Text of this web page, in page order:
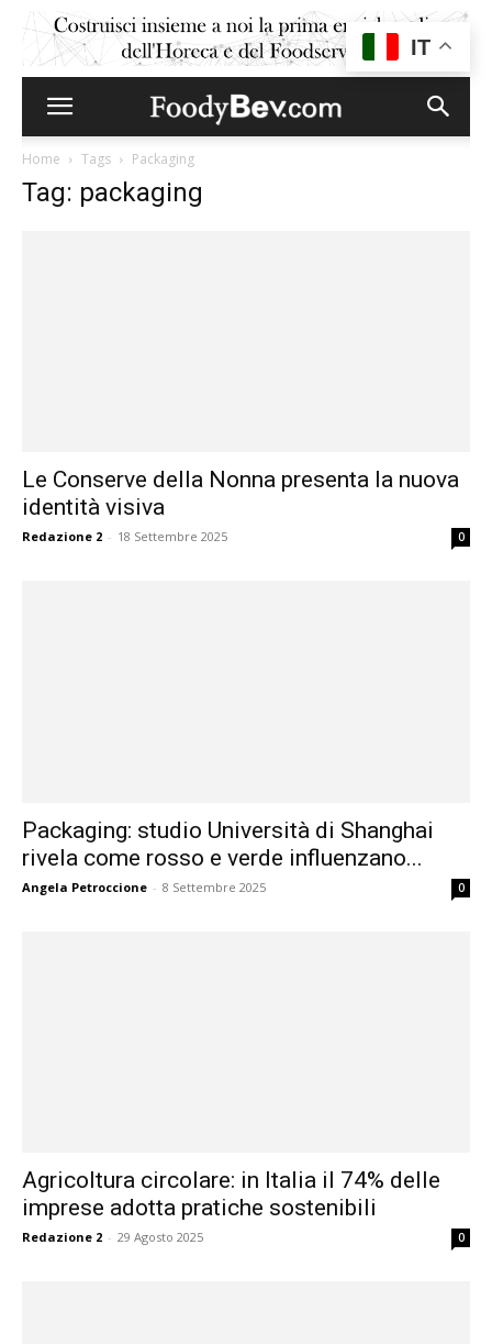
Home Tags Packaging
Tag: packaging
Le Conserve della Nonna presenta la nuova
identità visiva
Redazione 2 - 18 Settembre 2025 0
Packaging: studio Università di Shanghai
rivela come rosso e verde influenzano...
Angela Petroccione - 8 Settembre 2025 0
Agricoltura circolare: in Italia il 74% delle
imprese adotta pratiche sostenibili
Redazione 2 - 29 Agosto 2025 0
IT